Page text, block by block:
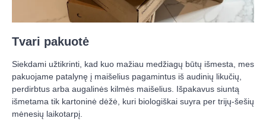
Tvari pakuotė
Siekdami užtikrinti, kad kuo mažiau medžiagų būtų išmesta, mes
pakuojame patalynę į maišelius pagamintus iš audinių likučių,
perdirbtus arba augalinės kilmės maišelius. Išpakavus siuntą
išmetama tik kartoninė dėžė, kuri biologiškai suyra per trijų-šešių
mėnesių laikotarpį.